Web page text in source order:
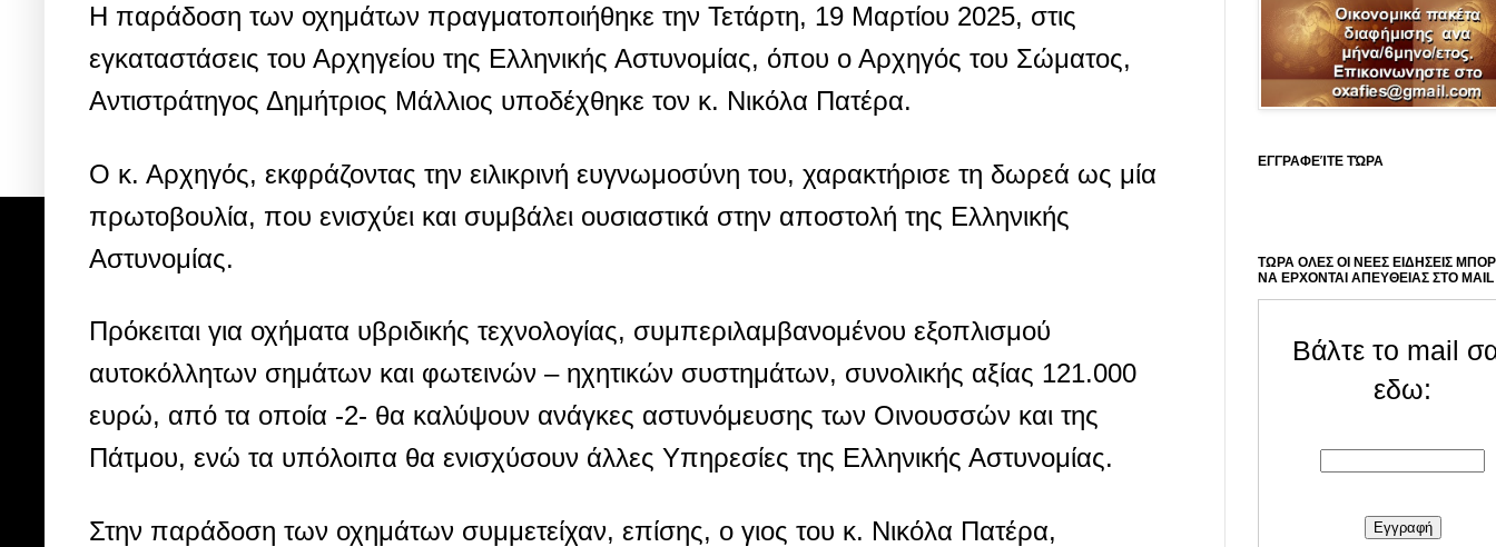
Η παράδοση των οχημάτων πραγματοποιήθηκε την Τετάρτη, 19 Μαρτίου 2025, στις
εγκαταστάσεις του Αρχηγείου της Ελληνικής Αστυνομίας, όπου ο Αρχηγός του Σώματος,
Αντιστράτηγος Δημήτριος Μάλλιος υποδέχθηκε τον κ. Νικόλα Πατέρα.
Ο κ. Αρχηγός, εκφράζοντας την ειλικρινή ευγνωμοσύνη του, χαρακτήρισε τη δωρεά ως μία
πρωτοβουλία, που ενισχύει και συμβάλει ουσιαστικά στην αποστολή της Ελληνικής
Αστυνομίας.
Πρόκειται για οχήματα υβριδικής τεχνολογίας, συμπεριλαμβανομένου εξοπλισμού
αυτοκόλλητων σημάτων και φωτεινών – ηχητικών συστημάτων, συνολικής αξίας 121.000
ευρώ, από τα οποία -2- θα καλύψουν ανάγκες αστυνόμευσης των Οινουσσών και της
Πάτμου, ενώ τα υπόλοιπα θα ενισχύσουν άλλες Υπηρεσίες της Ελληνικής Αστυνομίας.
Στην παράδοση των οχημάτων συμμετείχαν, επίσης, ο γιος του κ. Νικόλα Πατέρα,
ΕΓΓΡΑΦΕΊΤΕ ΤΏΡΑ
ΤΩΡΑ ΟΛΕΣ ΟΙ ΝΕΕΣ ΕΙΔΗΣΕΙΣ
ΝΑ ΕΡΧΟΝΤΑΙ ΑΠΕΥΘΕΙΑΣ ΣΤΟ
Βάλτε το mail
εδω: